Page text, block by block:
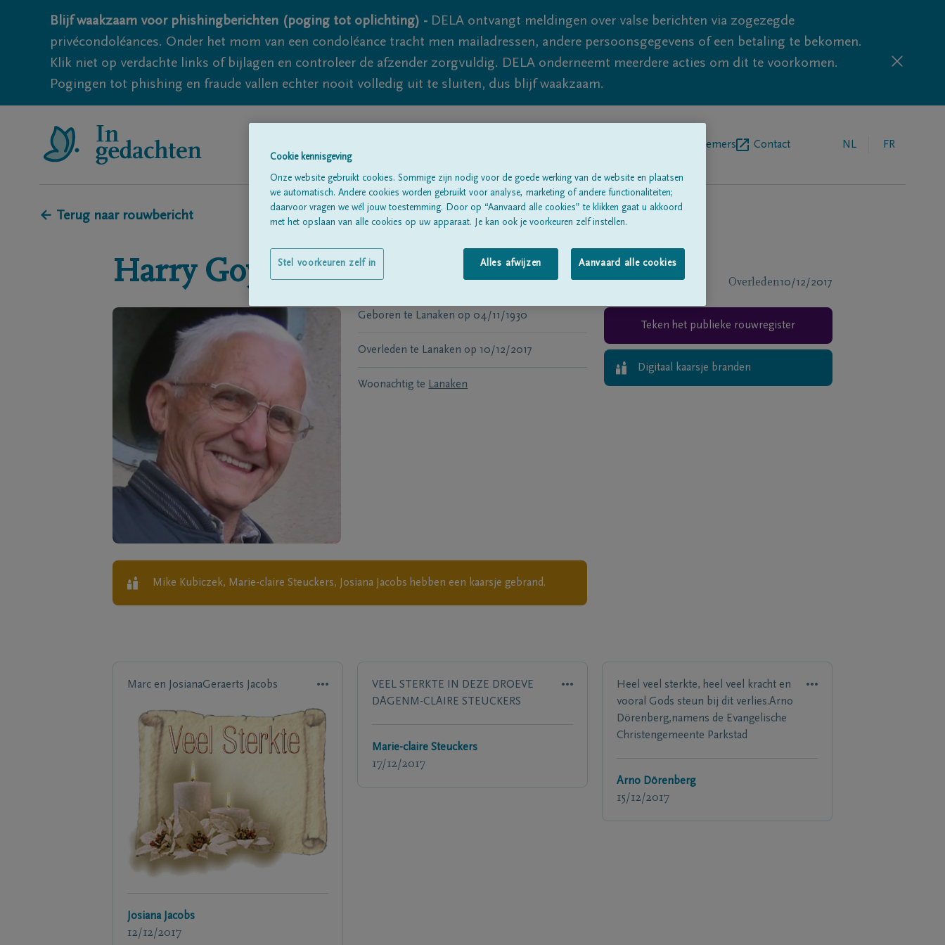
Blijf waakzaam voor phishingberichten (poging tot oplichting) - DELA ontvangt meldingen over valse berichten via zogezegde
privécondoléances. Onder het mom van een condoléance tracht men mailadressen, andere persoonsgegevens of een betaling te bekomen.
Klik niet op verdachte links of bijlagen en controleer de afzender zorgvuldig. DELA onderneemt meerdere acties om dit te voorkomen.
Pogingen tot phishing en fraude vallen echter nooit volledig uit te sluiten, dus blijf waakzaam.
Begrafenisondernemers Contact NL FR
← Terug naar rouwbericht
Harry Goyens Overleden10/12/2017
Geboren te Lanaken op 04/11/1930
Overleden te Lanaken op 10/12/2017
Woonachtig te Lanaken
Mike Kubiczek, Marie-claire Steuckers, Josiana Jacobs hebben een kaarsje gebrand.
Teken het publieke rouwregister
Digitaal kaarsje branden
Marc en JosianaGeraerts Jacobs
Josiana Jacobs
12/12/2017
VEEL STERKTE IN DEZE DROEVE
DAGENM-CLAIRE STEUCKERS
Marie-claire Steuckers
17/12/2017
Heel veel sterkte, heel veel kracht en
vooral Gods steun bij dit verlies.Arno
Dörenberg,namens de Evangelische
Christengemeente Parkstad
Arno Dörenberg
15/12/2017
Cookie kennisgeving
Onze website gebruikt cookies. Sommige zijn nodig voor de goede werking van de website en plaatsen
we automatisch. Andere cookies worden gebruikt voor analyse, marketing of andere functionaliteiten;
daarvoor vragen we wél jouw toestemming. Door op “Aanvaard alle cookies” te klikken gaat u akkoord
met het opslaan van alle cookies op uw apparaat. Je kan ook je voorkeuren zelf instellen.
Alles afwijzen Aanvaard alle cookies
Stel voorkeuren zelf in